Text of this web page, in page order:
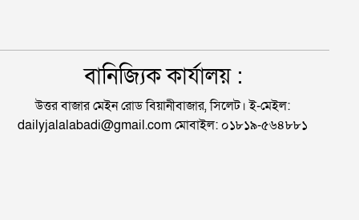
বানিজ্যিক কার্যালয় :
উত্তর বাজার মেইন রোড বিয়ানীবাজার, সিলেট। ই-মেইল:
dailyjalalabadi@gmail.com মোবাইল: ০১৮১৯-৫৬৪৮৮১